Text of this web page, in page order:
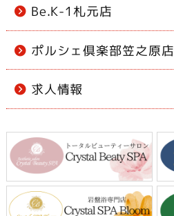
Be.K-1札元店
ポルシェ倶楽部笠之原店
求人情報